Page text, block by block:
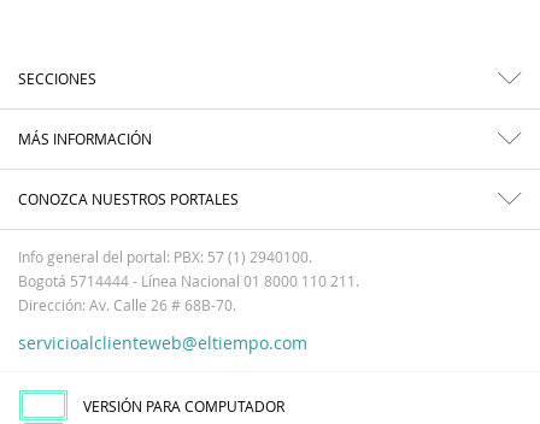
SECCIONES
MÁS INFORMACIÓN
CONOZCA NUESTROS PORTALES
Info general del portal: PBX: 57 (1) 2940100.
Bogotá 5714444 - Línea Nacional 01 8000 110 211.
Dirección: Av. Calle 26 # 68B-70.
servicioalclienteweb@eltiempo.com
VERSIÓN PARA COMPUTADOR